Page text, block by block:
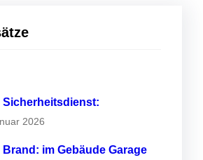
Sicherheitsdienst:
2026
Brand: im Gebäude Garage